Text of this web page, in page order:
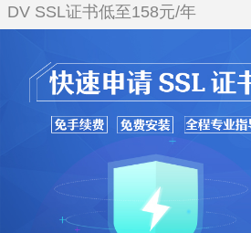
DV SSL证书低至158元/年